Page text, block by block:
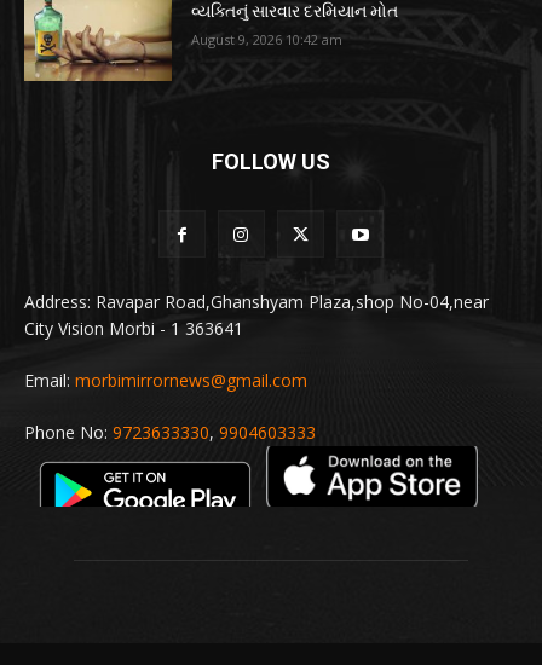
વ્યક્તિનું સારવાર દરમિયાન મોત
August 9, 2026 10:42 am
FOLLOW US
Address: Ravapar Road,Ghanshyam Plaza,shop No-04,near
City Vision Morbi - 1 363641
Email: morbimirrornews@gmail.com
Phone No: 9723633330, 9904603333